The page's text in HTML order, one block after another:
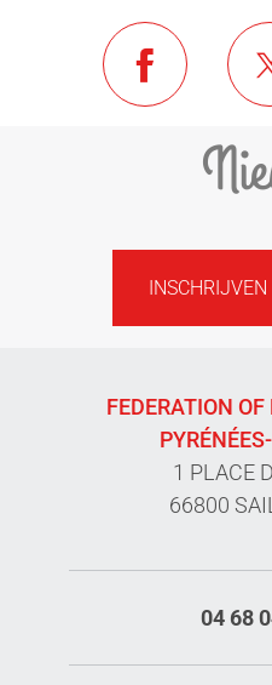
FEDERATION
1 PLACE
66800
04 68